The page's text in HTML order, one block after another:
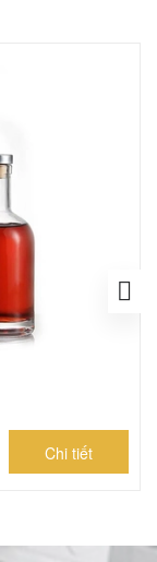
Chi tiết